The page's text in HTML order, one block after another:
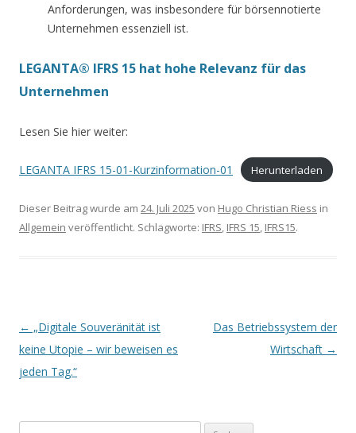
Anforderungen, was insbesondere für börsennotierte
Unternehmen essenziell ist.
LEGANTA® IFRS 15 hat hohe Relevanz für das
Unternehmen
Lesen Sie hier weiter:
LEGANTA IFRS 15-01-Kurzinformation-01 Herunterladen
Dieser Beitrag wurde am 24. Juli 2025 von Hugo Christian Riess in
Allgemein veröffentlicht. Schlagworte: IFRS, IFRS 15, IFRS15.
Artikel-Navigation
← „Digitale Souveränität ist
keine Utopie – wir beweisen es
jeden Tag.“
Das Betriebssystem der
Wirtschaft →